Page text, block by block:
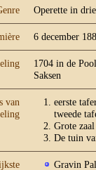
Operette in
6 december
1704 in de
Saksen
van
eerste
tweede
Grote
De tuin
Gravin